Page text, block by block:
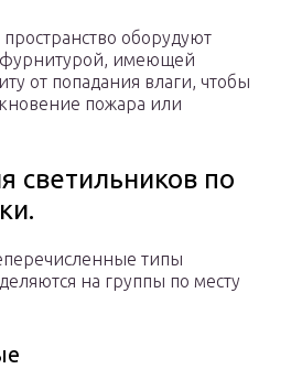
оборудуют
имеющей
от попадания влаги, чтобы
пожара или
светильников по
типы
на группы по месту